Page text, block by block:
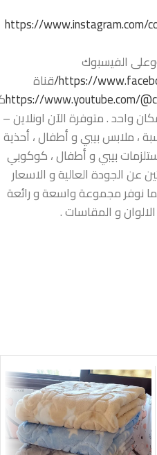
https://www.instagram.com/
وعلى الفيسبوك
https:// قناة
https://www.youtube.com/
واحد . متوفرة الآن اونلاين –
، ملابس بيبي و أطفال ، أحذية
بيبي و أطفال ، كوكوبي
عن الجودة العالية و الاسعار
نوفر مجموعة واسعة و رائعة
و المقاسات .